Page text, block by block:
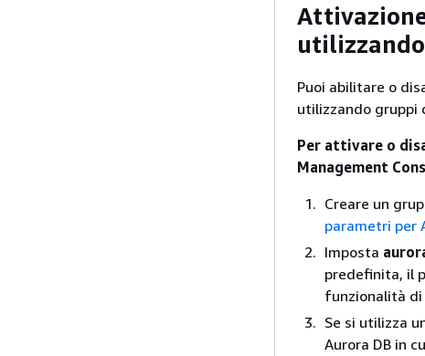
Puoi abilitare o
utilizzando gruppi
Per attivare o
Management
Creare un
parametri per
Imposta
predefinita, il
funzionalità di
Se si utilizza
Aurora DB in